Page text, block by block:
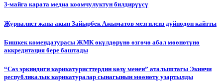
3-майга карата медиа коомчулуктун билдирүүсү
Журналист жана акын Зайырбек Ажыматов мезгилсиз дүйнөдөн кайтты
Бишкек комендатурасы ЖМК өкүлдөрүнө өзгөчө абал мөөнөтүнө
аккредитация бере баштады
“Сөз эркиндиги карикатуристтердин көзү менен” аталыштагы Экинчи
республикалык карикатуралар сынагынын мөөнөтү узартылды